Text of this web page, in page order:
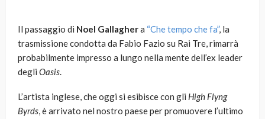
Il passaggio di Noel Gallaghera “Che tempo che fa”, la
trasmissione condotta da Fabio Fazio su Rai Tre, rimarrà
probabilmente impresso a lungo nella mente dell’ex leader
degli Oasis.
L’artista inglese, che oggi si esibisce con gli High Flyng
Byrds, è arrivato nel nostro paese per promuovere l’ultimo